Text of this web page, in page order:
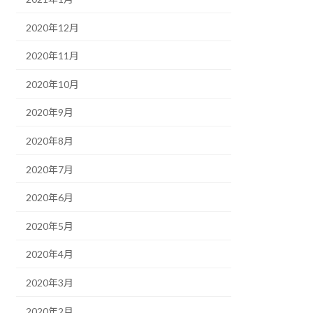
2020年12月
2020年11月
2020年10月
2020年9月
2020年8月
2020年7月
2020年6月
2020年5月
2020年4月
2020年3月